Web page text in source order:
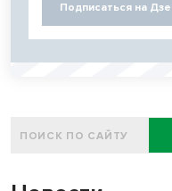
Подписаться на